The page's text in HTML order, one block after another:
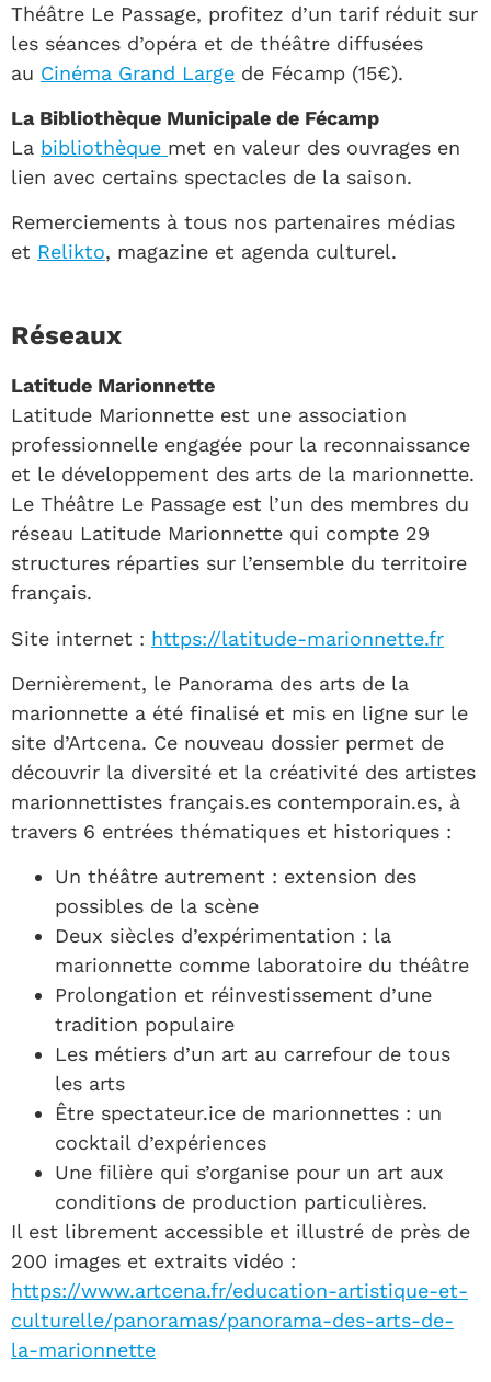
Théâtre Le Passage, profitez d’un tarif réduit sur
les séances d’opéra et de théâtre diffusées
au Cinéma Grand Large de Fécamp (15€).
La Bibliothèque Municipale de Fécamp
La bibliothèque met en valeur des ouvrages en
lien avec certains spectacles de la saison.
Remerciements à tous nos partenaires médias
et Relikto, magazine et agenda culturel.
Réseaux
Latitude Marionnette
Latitude Marionnette est une association
professionnelle engagée pour la reconnaissance
et le développement des arts de la marionnette.
Le Théâtre Le Passage est l’un des membres du
réseau Latitude Marionnette qui compte 29
structures réparties sur l’ensemble du territoire
français.
Site internet : https://latitude-marionnette.fr
Dernièrement, le Panorama des arts de la
marionnette a été finalisé et mis en ligne sur le
site d’Artcena. Ce nouveau dossier permet de
découvrir la diversité et la créativité des artistes
marionnettistes français.es contemporain.es, à
travers 6 entrées thématiques et historiques :
Un théâtre autrement : extension des
possibles de la scène
Deux siècles d’expérimentation : la
marionnette comme laboratoire du théâtre
Prolongation et réinvestissement d’une
tradition populaire
Les métiers d’un art au carrefour de tous
les arts
Être spectateur.ice de marionnettes : un
cocktail d’expériences
Une filière qui s’organise pour un art aux
conditions de production particulières.
Il est librement accessible et illustré de près de
200 images et extraits vidéo :
https://www.artcena.fr/education-artistique-et-
culturelle/panoramas/panorama-des-arts-de-
la-marionnette